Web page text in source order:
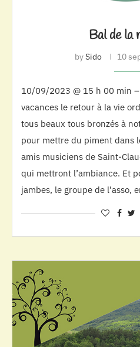
Bal de la
bySido 10
10/09/2023 @ 15 h 00 min
vacances le retour à la vie
tous beaux tous bronzés à
pour mettre du piment dans
amis musiciens de Saint-
qui mettront l’ambiance. Et
jambes, le groupe de l’asso,